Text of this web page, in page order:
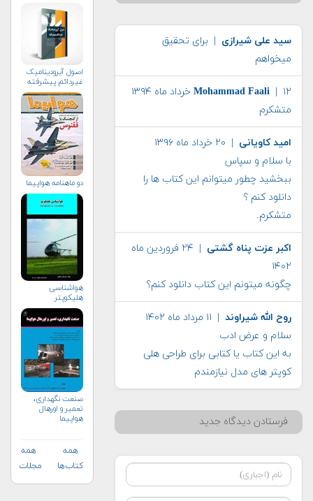
سید علی شیرازی | برای تحقیق
میخواهم
Mohammad Faali | ۱۲ خرداد ماه ۱۳۹۴
متشکرم
امید کاویانی | ۲۰ خرداد ماه ۱۳۹۶
با سلام و سپاس
ببخشید چطور میتوانم این کتاب ها را
دانلود کنم ؟
متشکرم.
اکبر عزت پناه گشتی
| ۲۴ فروردین ماه
۱۴۰۲
چگونه میتونم این کتاب دانلود کنم؟
روح الله شیراوند | ۱۱ مرداد ماه ۱۴۰۲
سلام و عرض ادب
به این کتاب یا کتابی برای طراحی هلی
کوپتر های مدل نیازمندم
فرستادن دیدگاه جدید
اصول آيروديناميک
غيردائم پيشرفته
دو ماهنامه هواپيما
هواشناسی
هلیكوپتر
صنعت نگهداری،
تعمیر و اورهال
هواپیما
همه
کتاب‌ها
همه
مجلات